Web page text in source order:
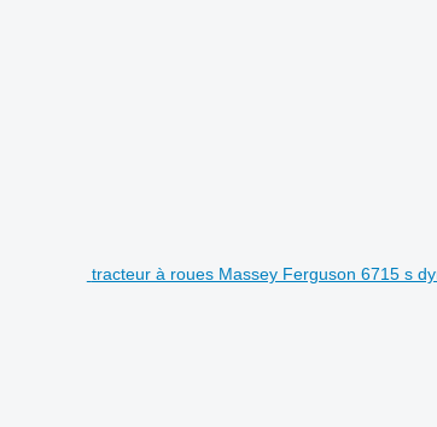
tracteur à roues Massey Ferguson 6715 s